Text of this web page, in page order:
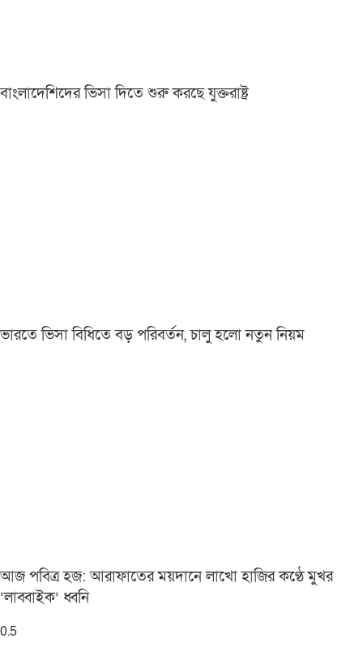
বাংলাদেশিদের ভিসা দিতে শুরু করছে যুক্তরাষ্ট্র
ভারতে ভিসা বিধিতে বড় পরিবর্তন, চালু হলো নতুন নিয়ম
আজ পবিত্র হজ: আরাফাতের ময়দানে লাখো হাজির কণ্ঠে মুখর
‘লাব্বাইক’ ধ্বনি